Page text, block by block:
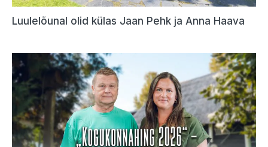
Luulelõunal olid külas Jaan Pehk ja Anna Haava